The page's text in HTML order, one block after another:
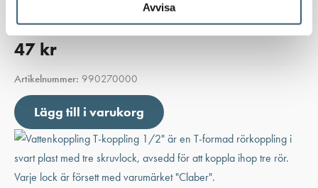
Avvisa
Vattenkoppling 1/2″ med förgrening 4 x 1/4″
47 kr
Artikelnummer: 990270000
Lägg till i varukorg